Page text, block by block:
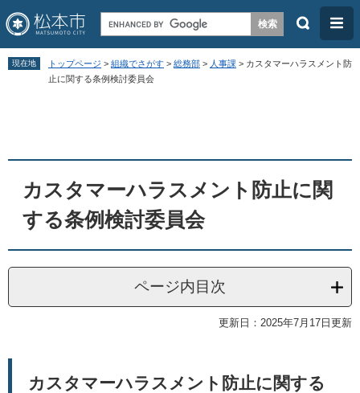
ペ
メ
へ
検
メ
ニ
ュ
現在地 トップページ > 組織でさがす > 総務部 > 人事課 > カスタマーハラスメント防
止に関する条例検討委員会
カスタマーハラスメント防止に関
する条例検討委員会
ページ内目次
更新日：2025年7月17日更新
カスタマーハラスメント防止に関する